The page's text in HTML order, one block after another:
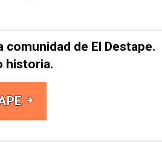
de El Destape.
historia.